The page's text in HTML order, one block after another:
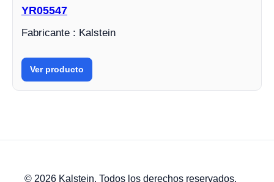
YR05547
Fabricante : Kalstein
Ver producto
© 2026 Kalstein. Todos los derechos reservados.